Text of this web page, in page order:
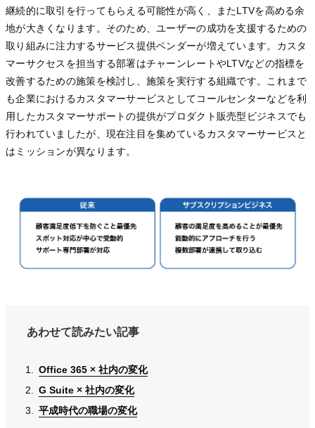
継続的に取引を行ってもらえる可能性が高く、またLTVを高める余
地が大きくなります。そのため、ユーザーの成功を支援するための
取り組みに注力するサービス提供ベンダーが増えています。カスタ
マーサクセスを担当する部署はチャーンレートやLTVなどの指標を
改善するための施策を検討し、施策を実行する組織です。これまで
も企業におけるカスタマーサービスとしてコールセンターなどを利
用したカスタマーサポートの提供がプロダクト販売型ビジネスでも
行われていましたが、現在注目を集めているカスタマーサービスと
はミッションが異なります。
あわせて読みたい記事
Office 365 × 社内の変化
Office 365 × 社内の変化
Office 365 × 社内の変化
G Suite × 社内の変化
G Suite × 社内の変化
G Suite × 社内の変化
平成時代の職場の変化
平成時代の職場の変化
平成時代の職場の変化